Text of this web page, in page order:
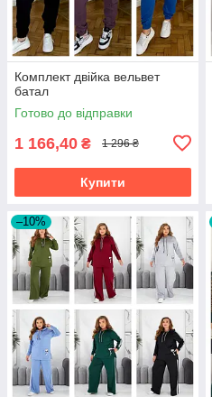
Комплект двійка вельвет
батал
Готово до відправки
1 166,40 ₴ 1 296 ₴
Купити
–10%